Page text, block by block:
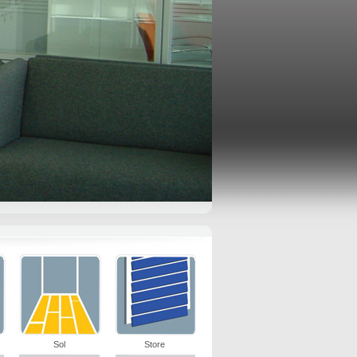
Sol Store